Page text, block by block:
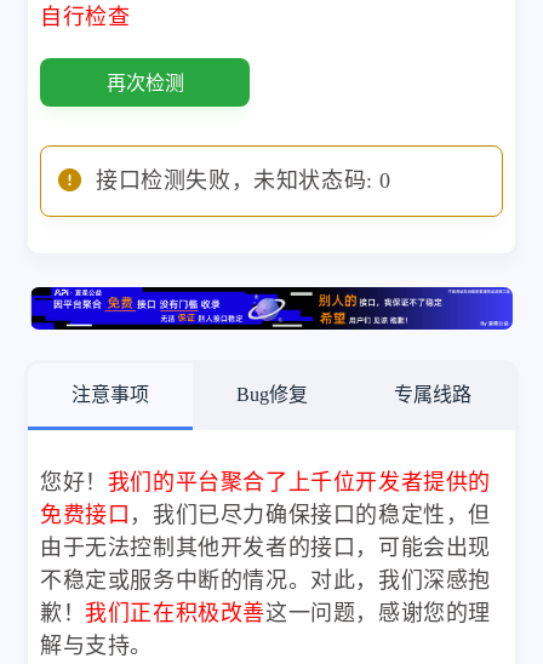
自行检查
再次检测
接口检测失败，未知状态码: 0
注意事项 Bug修复 专属线路
您好！ 我们的平台聚合了上千位开发者提供的
免费接口 ，我们已尽力确保接口的稳定性，但
由于无法控制其他开发者的接口，可能会出现
不稳定或服务中断的情况。对此，我们深感抱
歉！ 我们正在积极改善这一问题，感谢您的理
解与支持。